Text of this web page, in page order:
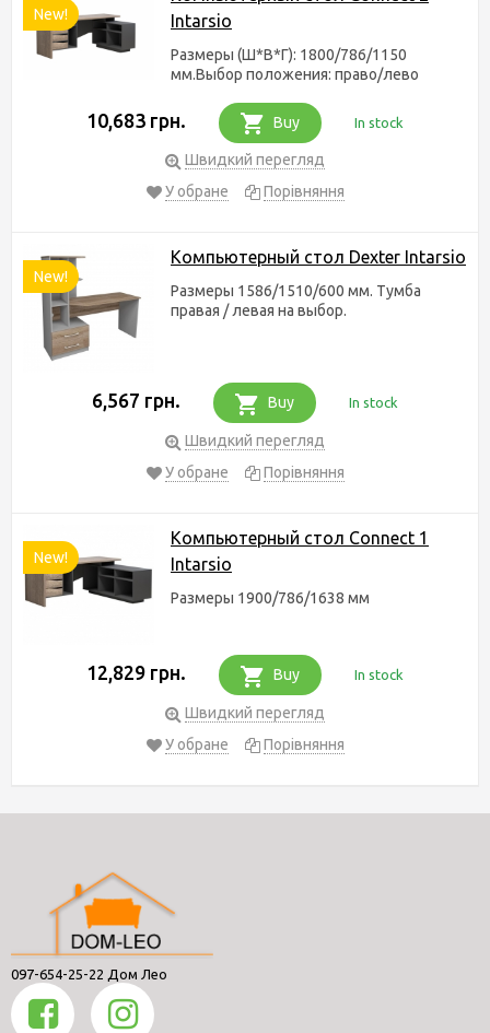
New!
Intarsio
Размеры (Ш*В*Г): 1800/786/1150
мм.Выбор положения: право/лево
10,683 грн. Buy In stock
Швидкий перегляд
У обране
Порівняння
New!
Компьютерный стол Dexter Intarsio
Размеры 1586/1510/600 мм. Тумба
правая / левая на выбор.
6,567 грн. Buy In stock
Швидкий перегляд
У обране
Порівняння
New!
Компьютерный стол Connect 1
Intarsio
Размеры 1900/786/1638 мм
12,829 грн. Buy In stock
Швидкий перегляд
У обране
Порівняння
097-654-25-22 Дом Лео